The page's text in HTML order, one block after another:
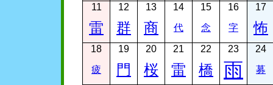
11
雷
12
群
13
商
14
代
15
念
16
字
17
怖
18
疲
19
門
20
桜
21
雷
22
橋
23
雨
24
募